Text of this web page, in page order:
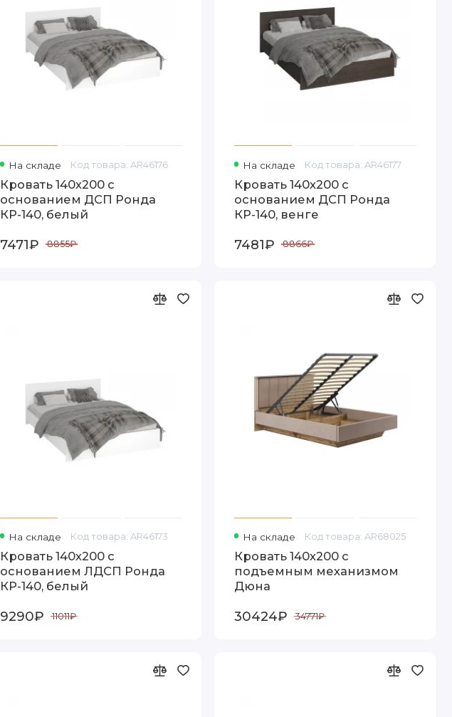
На складе Код товара: AR46176
Кровать 140х200 с
основанием ДСП Ронда
КР-140, белый
7471₽ 8855₽
На складе Код товара: AR46177
Кровать 140х200 с
основанием ДСП Ронда
КР-140, венге
7481₽ 8866₽
На складе Код товара: AR46173
Кровать 140х200 с
основанием ЛДСП Ронда
КР-140, белый
9290₽ 11011₽
На складе Код товара: AR68025
Кровать 140х200 с
подъемным механизмом
Дюна
30424₽ 34771₽